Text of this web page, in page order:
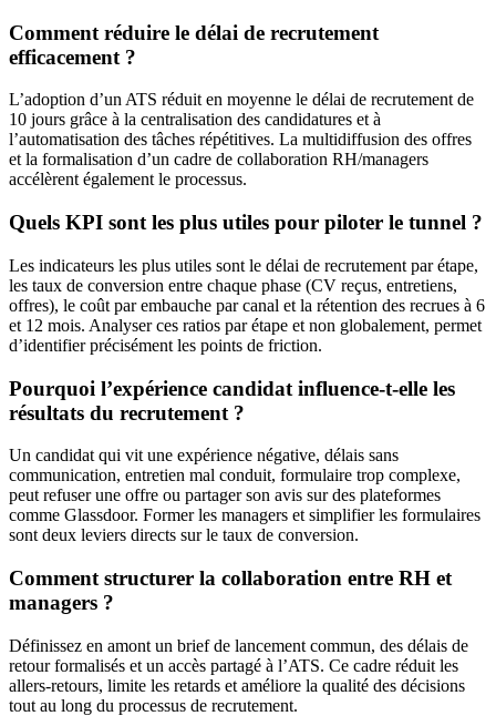
Comment réduire le délai de recrutement
efficacement ?
L’adoption d’un ATS réduit en moyenne le délai de recrutement de
10 jours grâce à la centralisation des candidatures et à
l’automatisation des tâches répétitives. La multidiffusion des offres
et la formalisation d’un cadre de collaboration RH/managers
accélèrent également le processus.
Quels KPI sont les plus utiles pour piloter le tunnel ?
Les indicateurs les plus utiles sont le délai de recrutement par étape,
les taux de conversion entre chaque phase (CV reçus, entretiens,
offres), le coût par embauche par canal et la rétention des recrues à 6
et 12 mois. Analyser ces ratios par étape et non globalement, permet
d’identifier précisément les points de friction.
Pourquoi l’expérience candidat influence-t-elle les
résultats du recrutement ?
Un candidat qui vit une expérience négative, délais sans
communication, entretien mal conduit, formulaire trop complexe,
peut refuser une offre ou partager son avis sur des plateformes
comme Glassdoor. Former les managers et simplifier les formulaires
sont deux leviers directs sur le taux de conversion.
Comment structurer la collaboration entre RH et
managers ?
Définissez en amont un brief de lancement commun, des délais de
retour formalisés et un accès partagé à l’ATS. Ce cadre réduit les
allers-retours, limite les retards et améliore la qualité des décisions
tout au long du processus de recrutement.